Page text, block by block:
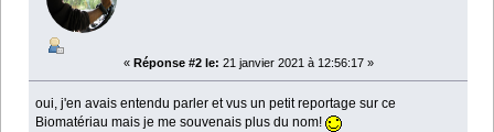
« Réponse #2 le: 21 janvier 2021 à 12:56:17 »
oui, j'en avais entendu parler et vus un petit reportage sur ce
Biomatériau mais je me souvenais plus du nom!